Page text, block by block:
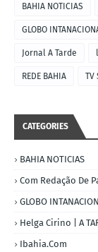
BAHIA NOTICIAS
GLOBO
Jornal A Tarde
REDE BAHIA TV
CATEGORIES
BAHIA NOTICIAS
Com Redação De
GLOBO
Helga Cirino | A
Ibahia.com